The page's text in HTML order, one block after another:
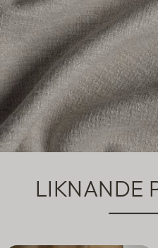
LIKNANDE